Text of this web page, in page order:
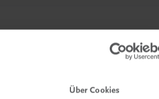
Über Cookies